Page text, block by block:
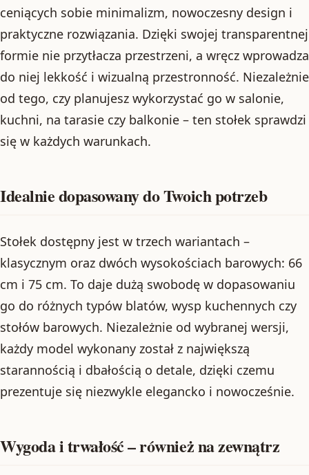
ceniących sobie minimalizm, nowoczesny design i
praktyczne rozwiązania. Dzięki swojej transparentnej
formie nie przytłacza przestrzeni, a wręcz wprowadza
do niej lekkość i wizualną przestronność. Niezależnie
od tego, czy planujesz wykorzystać go w salonie,
kuchni, na tarasie czy balkonie – ten stołek sprawdzi
się w każdych warunkach.
Idealnie dopasowany do Twoich potrzeb
Stołek dostępny jest w trzech wariantach –
klasycznym oraz dwóch wysokościach barowych: 66
cm i 75 cm. To daje dużą swobodę w dopasowaniu
go do różnych typów blatów, wysp kuchennych czy
stołów barowych. Niezależnie od wybranej wersji,
każdy model wykonany został z największą
starannością i dbałością o detale, dzięki czemu
prezentuje się niezwykle elegancko i nowocześnie.
Wygoda i trwałość – również na zewnątrz